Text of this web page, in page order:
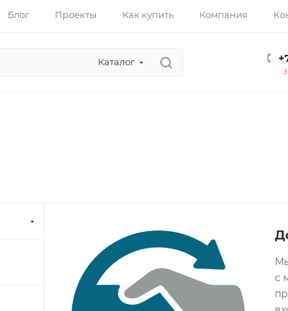
Блог Проекты Как купить Компания
Каталог
с